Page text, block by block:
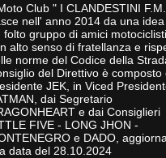
Club " I CLANDESTINI
nell' anno 2014 da una
folto gruppo di amici motociclisti
alto senso di fratellanza e
norme del Codice della
del Direttivo è composto
JEK, in Viced
dai Segretario
e dai Consiglieri
FIVE - LONG JHON -
e DADO,
data del 28.10.2024